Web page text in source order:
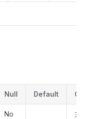
Null Default
No 主键